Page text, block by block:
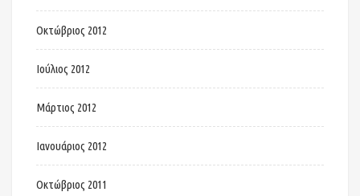
Οκτώβριος 2012
Ιούλιος 2012
Μάρτιος 2012
Ιανουάριος 2012
Οκτώβριος 2011